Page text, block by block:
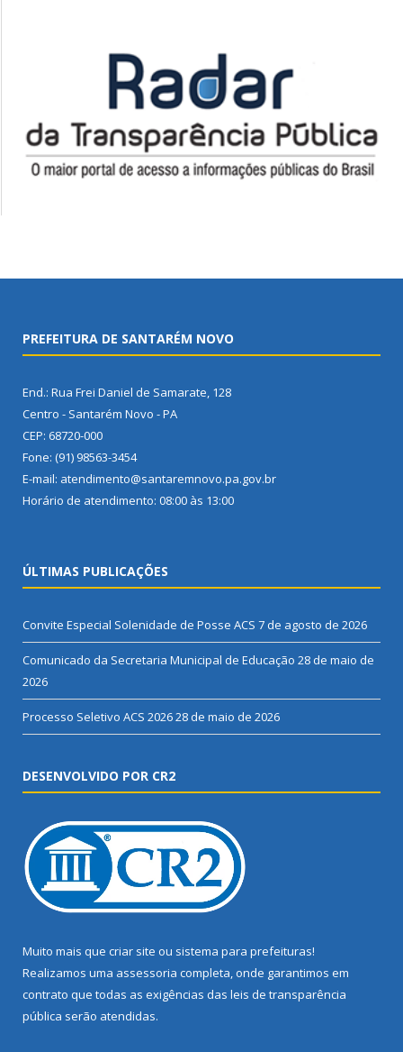
PREFEITURA DE SANTARÉM NOVO
End.: Rua Frei Daniel de Samarate, 128
Centro - Santarém Novo - PA
CEP: 68720-000
Fone: (91) 98563-3454
E-mail: atendimento@santaremnovo.pa.gov.br
Horário de atendimento: 08:00 às 13:00
ÚLTIMAS PUBLICAÇÕES
Convite Especial Solenidade de Posse ACS 7 de agosto de 2026
Comunicado da Secretaria Municipal de Educação 28 de maio de
2026
Processo Seletivo ACS 202628 de maio de 2026
DESENVOLVIDO POR CR2
Muito mais que criar site ou sistema para prefeituras!
Realizamos uma assessoria completa, onde garantimos em
contrato que todas as exigências das leis de transparência
pública serão atendidas.